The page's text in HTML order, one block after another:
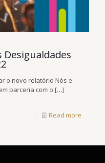
Desigualdades
o novo relatório Nós e
parceria com o […]
Read more